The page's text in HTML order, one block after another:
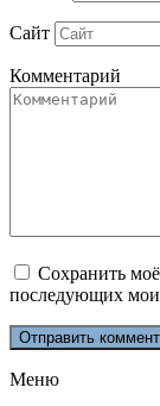
Сайт
Комментарий
Сохранить
последующих
Меню